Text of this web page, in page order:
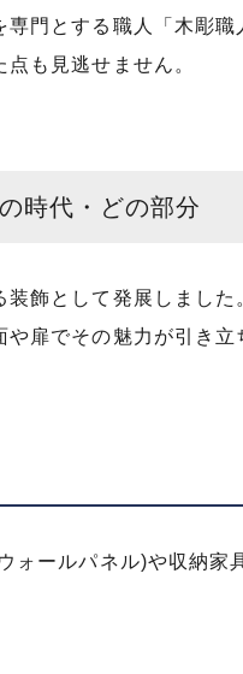
門とする職人「木彫
も見逃せません。
時代・どの部分
飾として発展しました
扉でその魅力が引き立
ールパネル)や収納家